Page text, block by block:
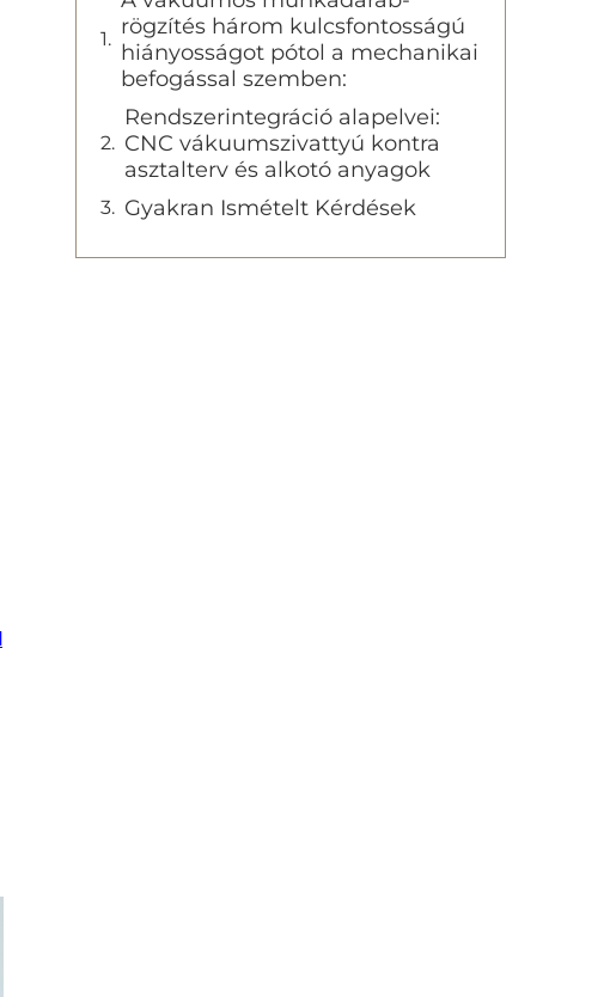
rögzítés három kulcsfontosságú
hiányosságot pótol a mechanikai
befogással szemben:
Rendszerintegráció alapelvei:
CNC vákuumszivattyú kontra
asztalterv és alkotó anyagok
Gyakran Ismételt Kérdések